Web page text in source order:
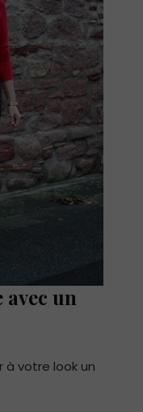
un
à votre look un